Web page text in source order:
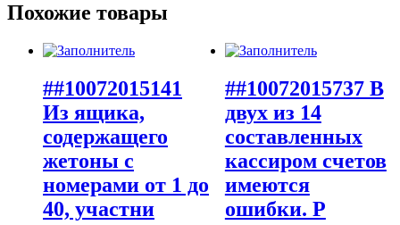
Похожие товары
##10072015141
Из ящика,
содержащего
жетоны с
номерами от 1 до
40, участни
##10072015737 В
двух из 14
составленных
кассиром счетов
имеются
ошибки. Р